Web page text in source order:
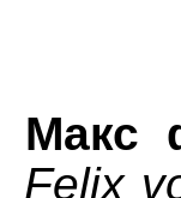
Макс
Felix